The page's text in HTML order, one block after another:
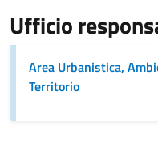
Ufficio
Area Urbanistica,
Territorio